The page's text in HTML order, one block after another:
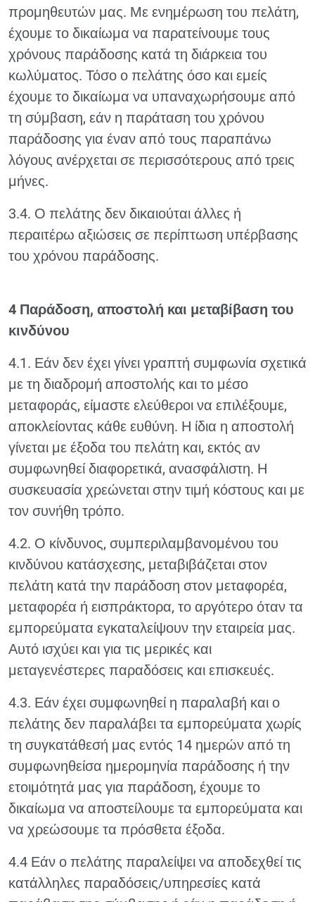
προμηθευτών μας. Με ενημέρωση του πελάτη,
έχουμε το δικαίωμα να παρατείνουμε τους
χρόνους παράδοσης κατά τη διάρκεια του
κωλύματος. Τόσο ο πελάτης όσο και εμείς
έχουμε το δικαίωμα να υπαναχωρήσουμε από
τη σύμβαση, εάν η παράταση του χρόνου
παράδοσης για έναν από τους παραπάνω
λόγους ανέρχεται σε περισσότερους από τρεις
μήνες.
3.4. Ο πελάτης δεν δικαιούται άλλες ή
περαιτέρω αξιώσεις σε περίπτωση υπέρβασης
του χρόνου παράδοσης.
4 Παράδοση, αποστολή και μεταβίβαση του
κινδύνου
4.1. Εάν δεν έχει γίνει γραπτή συμφωνία σχετικά
με τη διαδρομή αποστολής και το μέσο
μεταφοράς, είμαστε ελεύθεροι να επιλέξουμε,
αποκλείοντας κάθε ευθύνη. Η ίδια η αποστολή
γίνεται με έξοδα του πελάτη και, εκτός αν
συμφωνηθεί διαφορετικά, ανασφάλιστη. Η
συσκευασία χρεώνεται στην τιμή κόστους και με
τον συνήθη τρόπο.
4.2. Ο κίνδυνος, συμπεριλαμβανομένου του
κινδύνου κατάσχεσης, μεταβιβάζεται στον
πελάτη κατά την παράδοση στον μεταφορέα,
μεταφορέα ή εισπράκτορα, το αργότερο όταν τα
εμπορεύματα εγκαταλείψουν την εταιρεία μας.
Αυτό ισχύει και για τις μερικές και
μεταγενέστερες παραδόσεις και επισκευές.
4.3. Εάν έχει συμφωνηθεί η παραλαβή και ο
πελάτης δεν παραλάβει τα εμπορεύματα χωρίς
τη συγκατάθεσή μας εντός 14 ημερών από τη
συμφωνηθείσα ημερομηνία παράδοσης ή την
ετοιμότητά μας για παράδοση, έχουμε το
δικαίωμα να αποστείλουμε τα εμπορεύματα και
να χρεώσουμε τα πρόσθετα έξοδα.
4.4 Εάν ο πελάτης παραλείψει να αποδεχθεί τις
κατάλληλες παραδόσεις/υπηρεσίες κατά